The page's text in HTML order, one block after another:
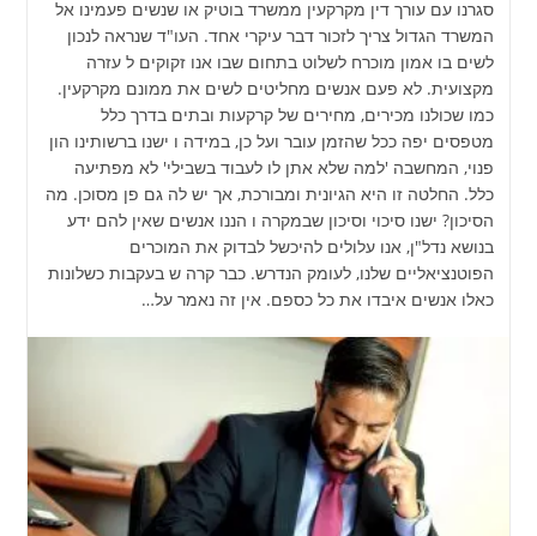
סגרנו עם עורך דין מקרקעין ממשרד בוטיק או שנשים פעמינו אל
המשרד הגדול צריך לזכור דבר עיקרי אחד. העו"ד שנראה לנכון
לשים בו אמון מוכרח לשלוט בתחום שבו אנו זקוקים ל עזרה
מקצועית. לא פעם אנשים מחליטים לשים את ממונם מקרקעין.
כמו שכולנו מכירים, מחירים של קרקעות ובתים בדרך כלל
מטפסים יפה ככל שהזמן עובר ועל כן, במידה ו ישנו ברשותינו הון
פנוי, המחשבה 'למה שלא אתן לו לעבוד בשבילי' לא מפתיעה
כלל. החלטה זו היא הגיונית ומבורכת, אך יש לה גם פן מסוכן. מה
הסיכון? ישנו סיכוי וסיכון שבמקרה ו הננו אנשים שאין להם ידע
בנושא נדל"ן, אנו עלולים להיכשל לבדוק את המוכרים
הפוטנציאליים שלנו, לעומק הנדרש. כבר קרה ש בעקבות כשלונות
כאלו אנשים איבדו את כל כספם. אין זה נאמר על…